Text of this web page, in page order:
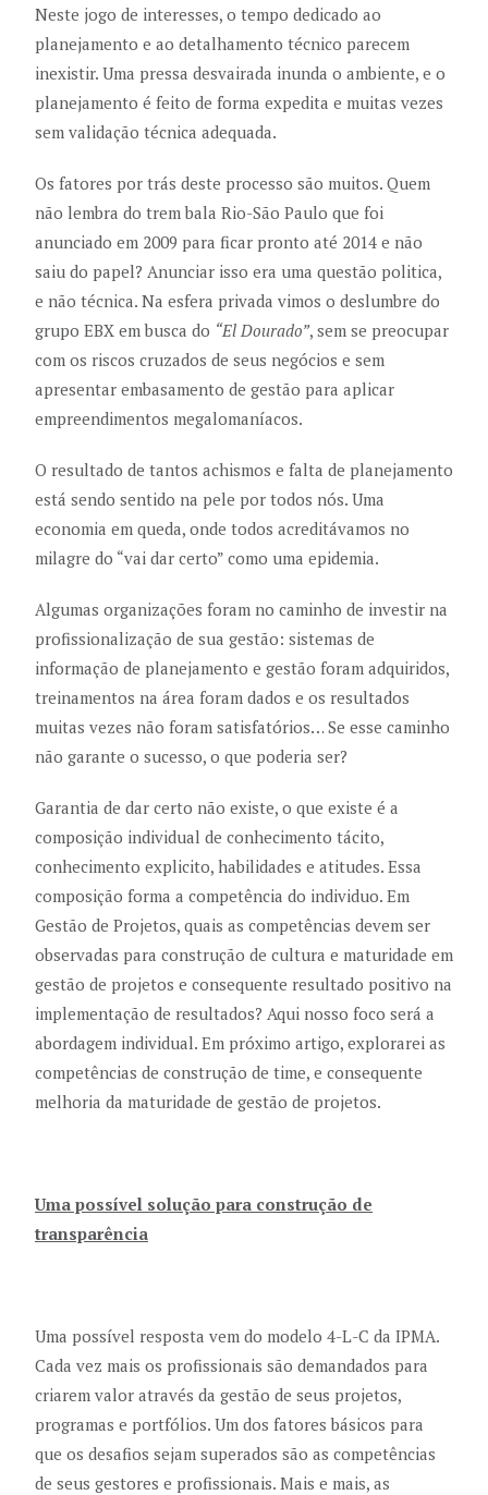
Neste jogo de interesses, o tempo dedicado ao
planejamento e ao detalhamento técnico parecem
inexistir. Uma pressa desvairada inunda o ambiente, e o
planejamento é feito de forma expedita e muitas vezes
sem validação técnica adequada.
Os fatores por trás deste processo são muitos. Quem
não lembra do trem bala Rio-São Paulo que foi
anunciado em 2009 para ficar pronto até 2014 e não
saiu do papel? Anunciar isso era uma questão politica,
e não técnica. Na esfera privada vimos o deslumbre do
grupo EBX em busca do “El Dourado”, sem se preocupar
com os riscos cruzados de seus negócios e sem
apresentar embasamento de gestão para aplicar
empreendimentos megalomaníacos.
O resultado de tantos achismos e falta de planejamento
está sendo sentido na pele por todos nós. Uma
economia em queda, onde todos acreditávamos no
milagre do “vai dar certo” como uma epidemia.
Algumas organizações foram no caminho de investir na
profissionalização de sua gestão: sistemas de
informação de planejamento e gestão foram adquiridos,
treinamentos na área foram dados e os resultados
muitas vezes não foram satisfatórios… Se esse caminho
não garante o sucesso, o que poderia ser?
Garantia de dar certo não existe, o que existe é a
composição individual de conhecimento tácito,
conhecimento explicito, habilidades e atitudes. Essa
composição forma a competência do individuo. Em
Gestão de Projetos, quais as competências devem ser
observadas para construção de cultura e maturidade em
gestão de projetos e consequente resultado positivo na
implementação de resultados? Aqui nosso foco será a
abordagem individual. Em próximo artigo, explorarei as
competências de construção de time, e consequente
melhoria da maturidade de gestão de projetos.
Uma possível solução para construção de
transparência
Uma possível resposta vem do modelo 4-L-C da IPMA.
Cada vez mais os profissionais são demandados para
criarem valor através da gestão de seus projetos,
programas e portfólios. Um dos fatores básicos para
que os desafios sejam superados são as competências
de seus gestores e profissionais. Mais e mais, as